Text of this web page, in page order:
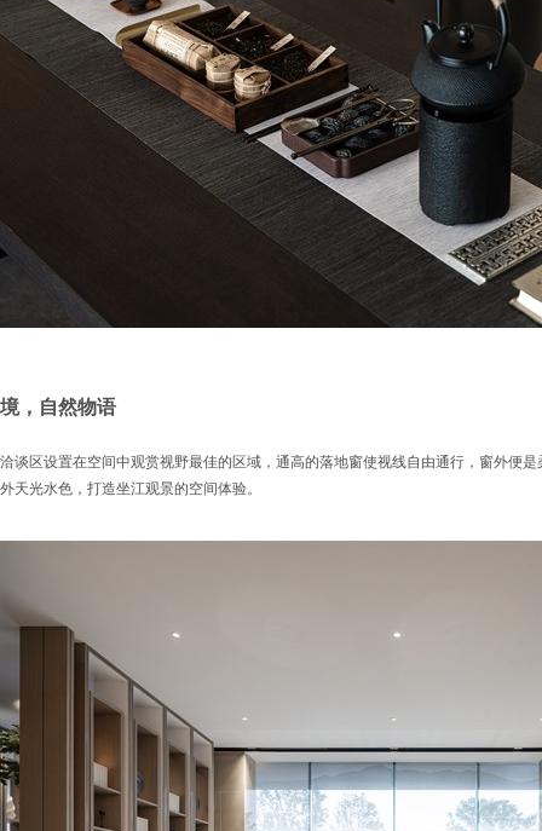
境，自然物语
洽谈区设置在空间中观赏视野最佳的区域，通高的落地窗使视线自由通行，窗外便
外天光水色，打造坐江观景的空间体验。